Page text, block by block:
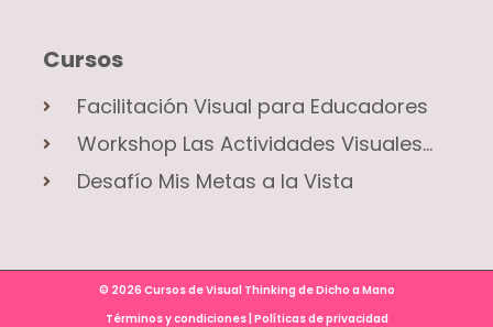
Cursos
Facilitación Visual para Educadores
Workshop Las Actividades Visuales...
Desafío Mis Metas a la Vista
© 2026 Cursos de Visual Thinking de Dicho a Mano
Términos y condiciones| Políticas de privacidad